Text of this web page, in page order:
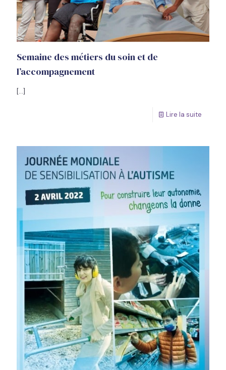
Semaine des métiers du soin et de
l’accompagnement
[…]
Lire la suite